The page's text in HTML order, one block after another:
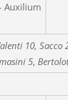
Auxilium
10,
5,